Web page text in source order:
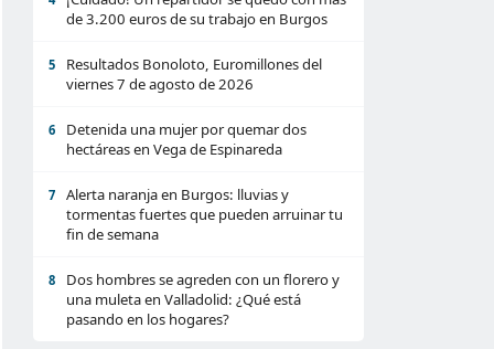
de 3.200 euros de su trabajo en Burgos
5
Resultados Bonoloto, Euromillones del
viernes 7 de agosto de 2026
6
Detenida una mujer por quemar dos
hectáreas en Vega de Espinareda
7
Alerta naranja en Burgos: lluvias y
tormentas fuertes que pueden arruinar tu
fin de semana
8
Dos hombres se agreden con un florero y
una muleta en Valladolid: ¿Qué está
pasando en los hogares?